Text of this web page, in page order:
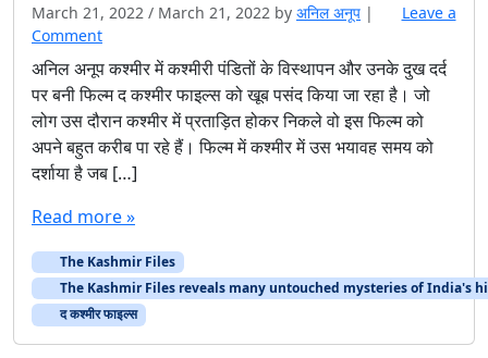
March 21, 2022 / March 21, 2022 by अनिल अनूप |
Leave a
Comment
अनिल अनूप कश्मीर में कश्मीरी पंडितों के विस्थापन और उनके दुख दर्द
पर बनी फिल्म द कश्मीर फाइल्स को खूब पसंद किया जा रहा है। जो
लोग उस दौरान कश्मीर में प्रताड़ित होकर निकले वो इस फिल्म को
अपने बहुत करीब पा रहे हैं। फिल्म में कश्मीर में उस भयावह समय को
दर्शाया है जब […]
Read more »
The Kashmir Files
The Kashmir Files reveals many untouched mysteries of India's
द कश्मीर फाइल्स